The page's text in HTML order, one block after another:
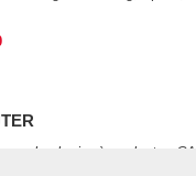
air và pro laptop